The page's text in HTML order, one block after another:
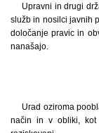
Upravni in drugi
služb in nosilci javnih
določanje pravic in
nanašajo.
Urad oziroma
način in v obliki, kot